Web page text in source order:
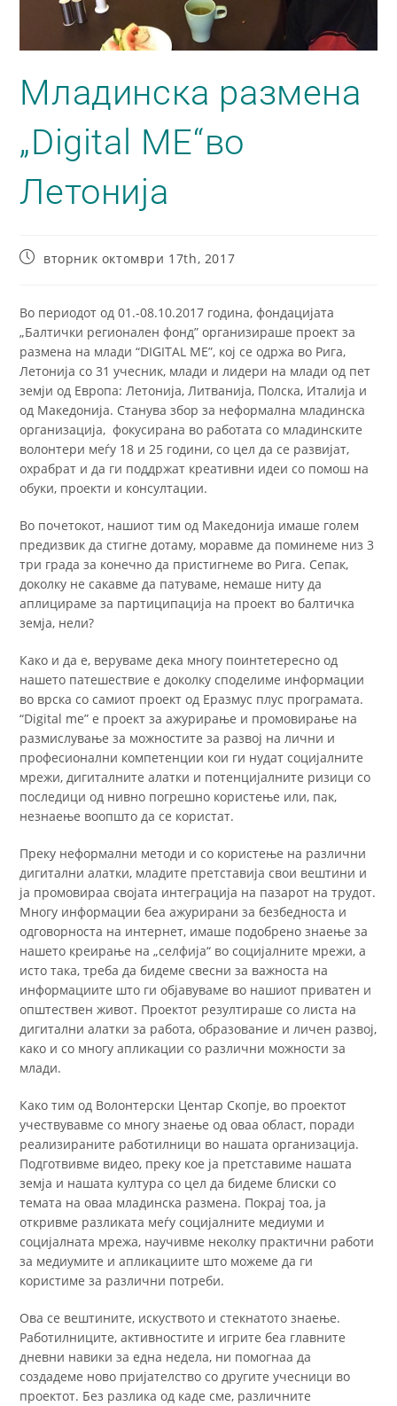
Младинска размена
„Digital ME“во
Летонија
вторник октомври 17th, 2017
Во периодот од 01.-08.10.2017 година, фондацијата
„Балтички регионален фонд” организираше проект за
размена на млади “DIGITAL ME”, кој се одржа во Рига,
Летонија со 31 учесник, млади и лидери на млади од пет
земји од Европа: Летонија, Литванија, Полска, Италија и
од Македонија. Станува збор за неформална младинска
организација, фокусирана во работата со младинските
волонтери меѓу 18 и 25 години, со цел да се развијат,
охрабрат и да ги поддржат креативни идеи со помош на
обуки, проекти и консултации.
Во почетокот, нашиот тим од Македонија имаше голем
предизвик да стигне дотаму, моравме да поминеме низ 3
три града за конечно да пристигнеме во Рига. Сепак,
доколку не сакавме да патуваме, немаше ниту да
аплицираме за партиципација на проект во балтичка
земја, нели?
Како и да е, веруваме дека многу поинтетересно од
нашето патешествие е доколку споделиме информации
во врска со самиот проект од Еразмус плус програмата.
“Digital me” e проект за ажурирање и промовирање на
размислување за можностите за развој на лични и
професионални компетенции кои ги нудат социјалните
мрежи, дигиталните алатки и потенцијалните ризици со
последици од нивно погрешно користење или, пак,
незнаење воопшто да се користат.
Преку неформални методи и со користење на различни
дигитални алатки, младите претставија свои вештини и
ја промовираа својата интеграција на пазарот на трудот.
Многу информации беа ажурирани за безбедноста и
одговорноста на интернет, имаше подобрено знаење за
нашето креирање на „селфија“ во социјалните мрежи, а
исто така, треба да бидеме свесни за важноста на
информациите што ги објавуваме во нашиот приватен и
општествен живот. Проектот резултираше со листа на
дигитални алатки за работа, образование и личен развој,
како и со многу апликации со различни можности за
млади.
Како тим од Волонтерски Центар Скопје, во проектот
учествувавме со многу знаење од оваа област, поради
реализираните работилници во нашата организација.
Подготвивме видео, преку кое ја претставиме нашата
земја и нашата култура со цел да бидеме блиски со
темата на оваа младинска размена. Покрај тоа, ја
откривме разликата меѓу социјалните медиуми и
социјалната мрежа, научивме неколку практични работи
за медиумите и апликациите што можеме да ги
користиме за различни потреби.
Ова се вештините, искуството и стекнатото знаење.
Работилниците, активностите и игрите беа главните
дневни навики за една недела, ни помогнаа да
создадеме ново пријателство со другите учесници во
проектот. Без разлика од каде сме, различните